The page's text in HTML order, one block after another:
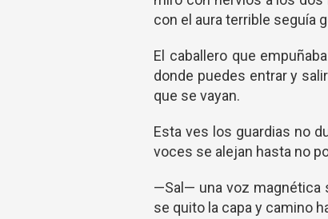
con el aura terrible seguía
El caballero que
donde puedes entrar y
que se vayan.
Esta ves los guardias no
voces se alejan hasta no
—Sal— una voz magnética
se quito la capa y camino